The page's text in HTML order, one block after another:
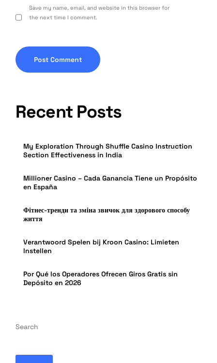
Save my name, email, and website in this browser for
the next time I comment.
Recent Posts
My Exploration Through Shuffle Casino Instruction
Section Effectiveness in India
Millioner Casino – Cada Ganancia Tiene un Propósito
en España
Фітнес-тренди та зміна звичок для здорового способу
життя
Verantwoord Spelen bij Kroon Casino: Limieten
Instellen
Por Qué los Operadores Ofrecen Giros Gratis sin
Depósito en 2026
Search